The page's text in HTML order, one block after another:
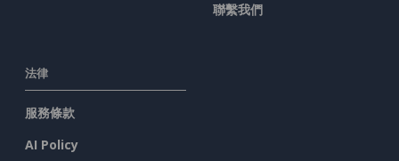
聯繫我們
法律
服務條款
AI Policy